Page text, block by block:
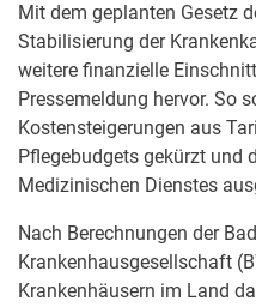
Mit dem geplanten Gesetz
Stabilisierung der
weitere finanzielle
Pressemeldung hervor. So
Kostensteigerungen aus
Pflegebudgets gekürzt und
Medizinischen Dienstes
Nach Berechnungen der
Krankenhausgesellschaft
Krankenhäusern im Land